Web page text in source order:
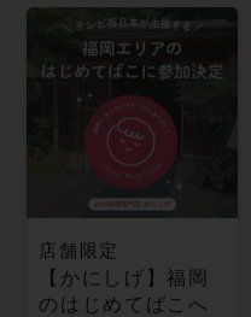
店舗限定
【かにしげ】福岡
のはじめてばこへ